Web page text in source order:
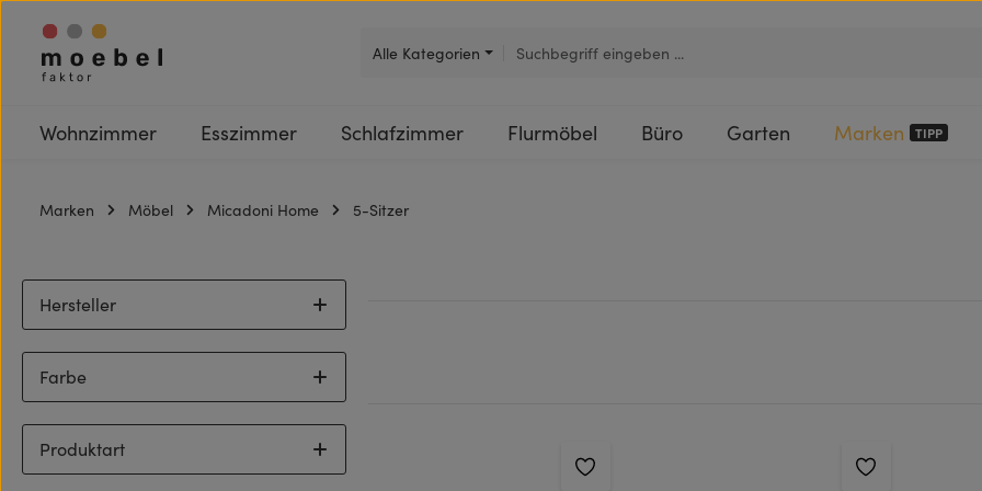
Hauptinhalt springen
Zur Suche springen
Zur Hauptnavigation springen
Alle Kategorien
Wohnzimmer Esszimmer Schlafzimmer Flurmöbel Büro Garten Marken TIPP
Marken Möbel Micadoni Home 5-Sitzer
Hersteller
Farbe
Produktart